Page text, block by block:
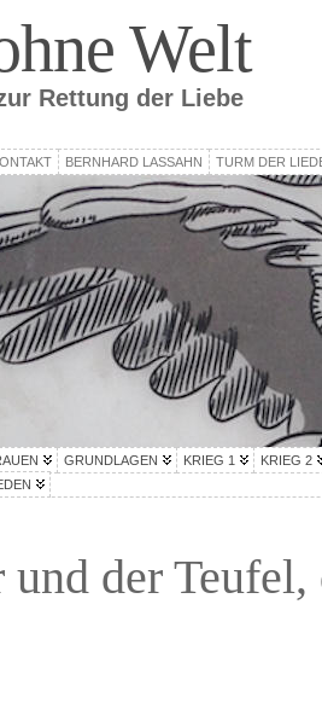
Welt
Rettung der Liebe
BERNHARD LASSAHN TURM DER
GRUNDLAGEN KRIEG 1
KRIEG 2
und der